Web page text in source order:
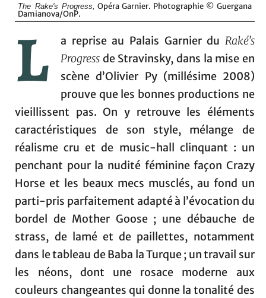
The Rake's Progress, Opéra Garnier. Photographie © Guergana
Damianova/OnP.
L a reprise au Palais Garnier du Raké's
Progress de Stravinsky, dans la mise en
scène d’Olivier Py (millésime 2008)
prouve que les bonnes productions ne
vieillissent pas. On y retrouve les éléments
caractéristiques de son style, mélange de
réalisme cru et de music-hall clinquant : un
penchant pour la nudité féminine façon Crazy
Horse et les beaux mecs musclés, au fond un
parti-pris parfaitement adapté à l’évocation du
bordel de Mother Goose ; une débauche de
strass, de lamé et de paillettes, notamment
dans le tableau de Baba la Turque ; un travail sur
les néons, dont une rosace moderne aux
couleurs changeantes qui donne la tonalité des